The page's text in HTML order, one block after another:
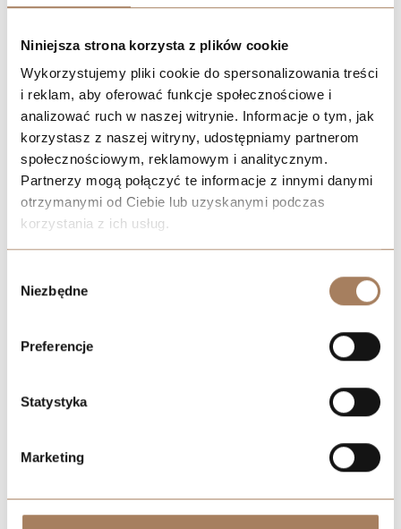
Niniejsza strona korzysta z plików cookie
Wykorzystujemy pliki cookie do spersonalizowania treści
i reklam, aby oferować funkcje społecznościowe i
analizować ruch w naszej witrynie. Informacje o tym, jak
korzystasz z naszej witryny, udostępniamy partnerom
społecznościowym, reklamowym i analitycznym.
Partnerzy mogą połączyć te informacje z innymi danymi
otrzymanymi od Ciebie lub uzyskanymi podczas
korzystania z ich usług.
process your information.
zgody
Niezbędne
Preferencje
Statystyka
Marketing